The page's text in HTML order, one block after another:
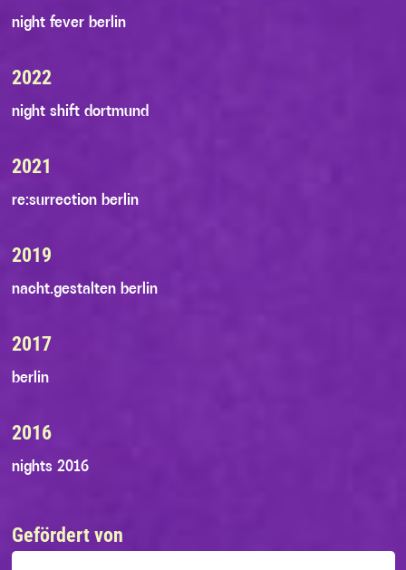
night fever berlin
2022
night shift dortmund
2021
re:surrection berlin
2019
nacht.gestalten berlin
2017
berlin
2016
nights 2016
Gefördert von